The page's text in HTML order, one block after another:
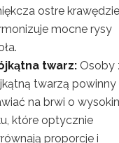
ostre
mocne rysy
twarz: Osoby
twarzą powinny
na brwi o
które optycznie
proporcje i